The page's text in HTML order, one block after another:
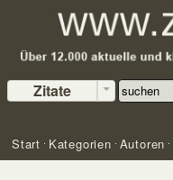
Zitate
Start Kategorien Autoren